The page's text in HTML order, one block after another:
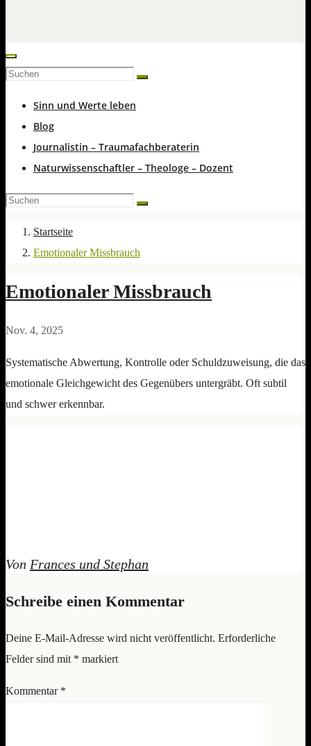
Sinn und Werte leben
Blog
Journalistin – Traumafachberaterin
Naturwissenschaftler – Theologe – Dozent
Startseite
Emotionaler Missbrauch
Emotionaler Missbrauch
Nov. 4, 2025
Systematische Abwertung, Kontrolle oder Schuldzuweisung, die das
emotionale Gleichgewicht des Gegenübers untergräbt. Oft subtil
und schwer erkennbar.
Von Frances und Stephan
Schreibe einen Kommentar
Deine E-Mail-Adresse wird nicht veröffentlicht. Erforderliche
Felder sind mit * markiert
Kommentar *